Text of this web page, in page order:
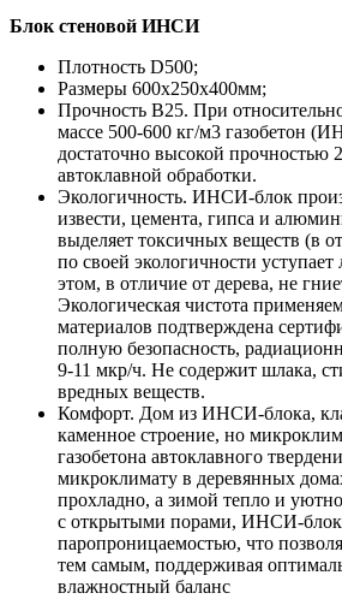
Блок стеновой ИНСИ
Плотность D500;
Размеры 600х250х400мм;
Прочность B25. При
массе 500-600 кг/м3 газобетон
достаточно высокой прочностью
автоклавной обработки.
Экологичность. ИНСИ-блок
извести, цемента, гипса и
выделяет токсичных веществ (в
по своей экологичности
этом, в отличие от дерева, не
Экологическая чистота
материалов подтверждена
полную безопасность,
9-11 мкр/ч. Не содержит шлака,
вредных веществ.
Комфорт. Дом из ИНСИ-блока,
каменное строение, но
газобетона автоклавного
микроклимату в деревянных
прохладно, а зимой тепло и
с открытыми порами, ИНСИ-
паропроницаемостью, что
тем самым, поддерживая
влажностный баланс